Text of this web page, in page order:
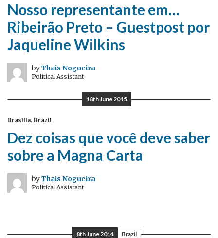
Nosso representante em…
Ribeirão Preto – Guestpost por
Jaqueline Wilkins
byThais Nogueira
Political Assistant
18th June 2015
Brasilia, Brazil
Dez coisas que você deve saber
sobre a Magna Carta
byThais Nogueira
Political Assistant
8th June 2014 Brazil